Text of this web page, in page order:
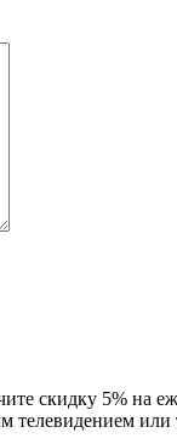
скидку 5% на
телевидением